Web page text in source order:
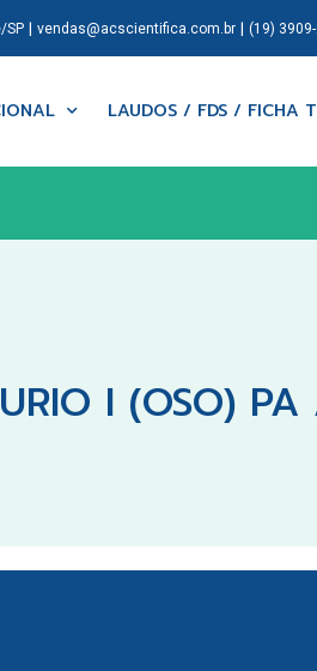
SP| vendas@acscientifica.com.br| (19)
LAUDOS / FDS / FICHA
I (OSO)